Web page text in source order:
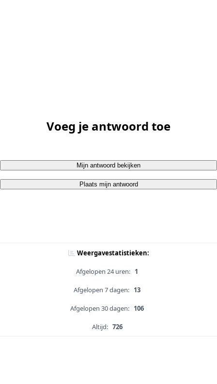
Voeg je antwoord toe
Mijn antwoord bekijken
Plaats mijn antwoord
Weergavestatistieken:
Afgelopen 24 uren: 1
Afgelopen 7 dagen: 13
Afgelopen 30 dagen: 106
Altijd: 726